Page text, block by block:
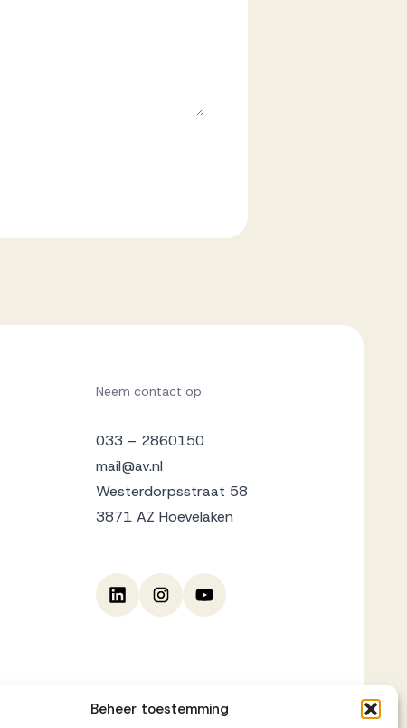
Beheer toestemming
Neem contact op
033 – 2860150
mail@av.nl
Westerdorpsstraat 58
3871 AZ Hoevelaken